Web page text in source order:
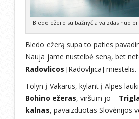
Bledo ežero su bažnyčia vaizdas nuo
Bledo ežerą supa to paties
Nauja jame nustelbė seną, bet
Radovlicos [Radovljica] miestelis.
Tolyn į Vakarus, kylant į Alpes
Bohino ežeras, viršum jo –
kalnas, pavaizduotas Slovėnijos